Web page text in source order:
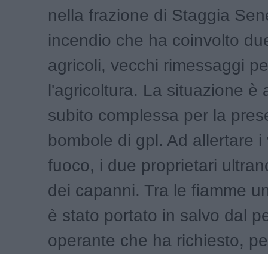
nella frazione di Staggia
incendio che ha coinvolto
agricoli, vecchi rimessaggi
l'agricoltura. La situazione è
subito complessa per la
bombole di gpl. Ad allertare i
fuoco, i due proprietari
dei capanni. Tra le fiamme
è stato portato in salvo dal
operante che ha richiesto,